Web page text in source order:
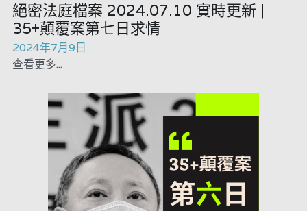
絕密法庭檔案 2024.07.10 實時更新 |
35+顛覆案第七日求情
2024年7月9日
查看更多...